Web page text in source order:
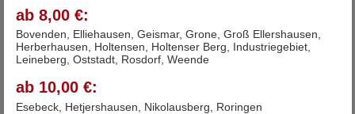
ab 8,00 €:
Bovenden, Elliehausen, Geismar, Grone, Groß Ellershausen,
Herberhausen, Holtensen, Holtenser Berg, Industriegebiet,
Leineberg, Oststadt, Rosdorf, Weende
ab 10,00 €:
Esebeck, Hetjershausen, Nikolausberg, Roringen